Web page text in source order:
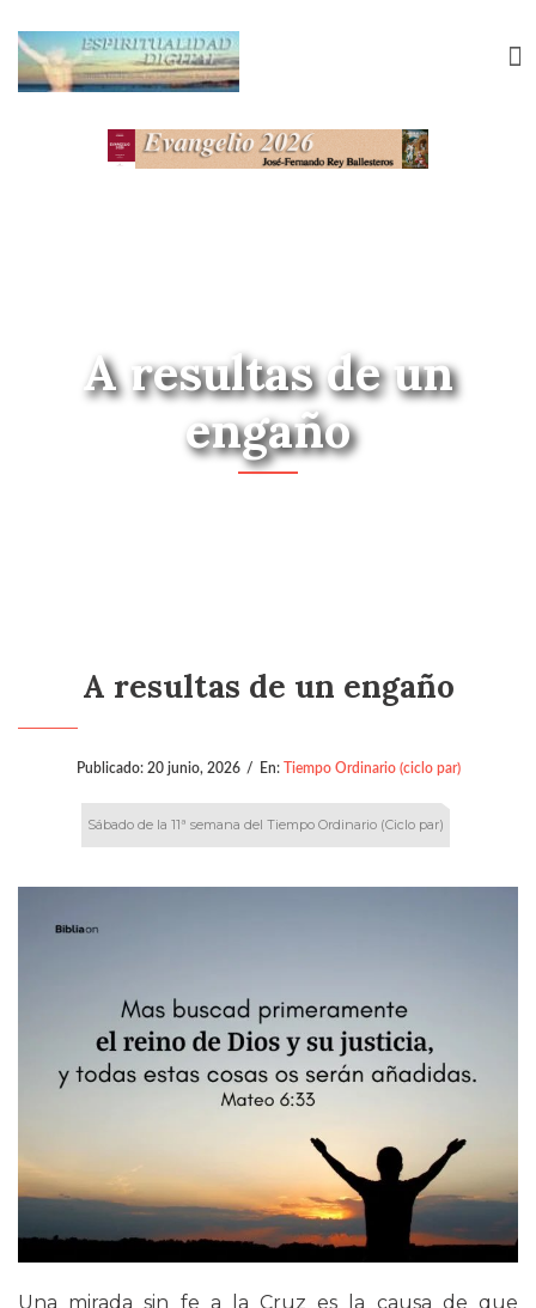
A resultas de un
engaño
A resultas de un engaño
Publicado: 20 junio, 2026 / En: Tiempo Ordinario (ciclo par)
Sábado de la 11ª semana del Tiempo Ordinario (Ciclo par)
Una mirada sin fe a la Cruz es la causa de que